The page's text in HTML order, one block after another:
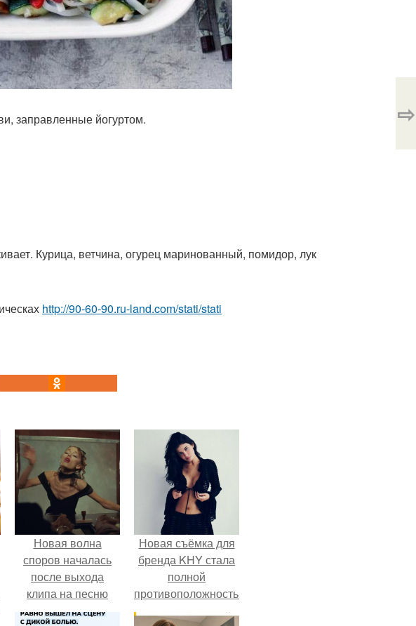
заправленные йогуртом.
Курица, ветчина, огурец маринованный, помидор, лук
http://90-60-90.ru-land.com/stati/stati
⇨
Новая волна
споров началась
после выхода
клипа на песню
Petal.
Новая съёмка для
бренда KHY стала
полной
противоположностью
образу, с которым